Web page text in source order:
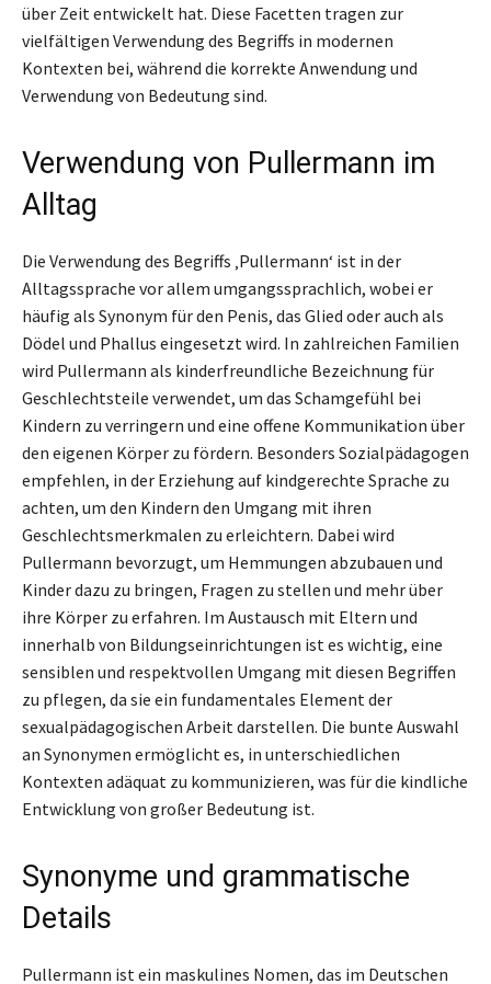
über Zeit entwickelt hat. Diese Facetten tragen zur
vielfältigen Verwendung des Begriffs in modernen
Kontexten bei, während die korrekte Anwendung und
Verwendung von Bedeutung sind.
Verwendung von Pullermann im
Alltag
Die Verwendung des Begriffs ‚Pullermann‘ ist in der
Alltagssprache vor allem umgangssprachlich, wobei er
häufig als Synonym für den Penis, das Glied oder auch als
Dödel und Phallus eingesetzt wird. In zahlreichen Familien
wird Pullermann als kinderfreundliche Bezeichnung für
Geschlechtsteile verwendet, um das Schamgefühl bei
Kindern zu verringern und eine offene Kommunikation über
den eigenen Körper zu fördern. Besonders Sozialpädagogen
empfehlen, in der Erziehung auf kindgerechte Sprache zu
achten, um den Kindern den Umgang mit ihren
Geschlechtsmerkmalen zu erleichtern. Dabei wird
Pullermann bevorzugt, um Hemmungen abzubauen und
Kinder dazu zu bringen, Fragen zu stellen und mehr über
ihre Körper zu erfahren. Im Austausch mit Eltern und
innerhalb von Bildungseinrichtungen ist es wichtig, eine
sensiblen und respektvollen Umgang mit diesen Begriffen
zu pflegen, da sie ein fundamentales Element der
sexualpädagogischen Arbeit darstellen. Die bunte Auswahl
an Synonymen ermöglicht es, in unterschiedlichen
Kontexten adäquat zu kommunizieren, was für die kindliche
Entwicklung von großer Bedeutung ist.
Synonyme und grammatische
Details
Pullermann ist ein maskulines Nomen, das im Deutschen